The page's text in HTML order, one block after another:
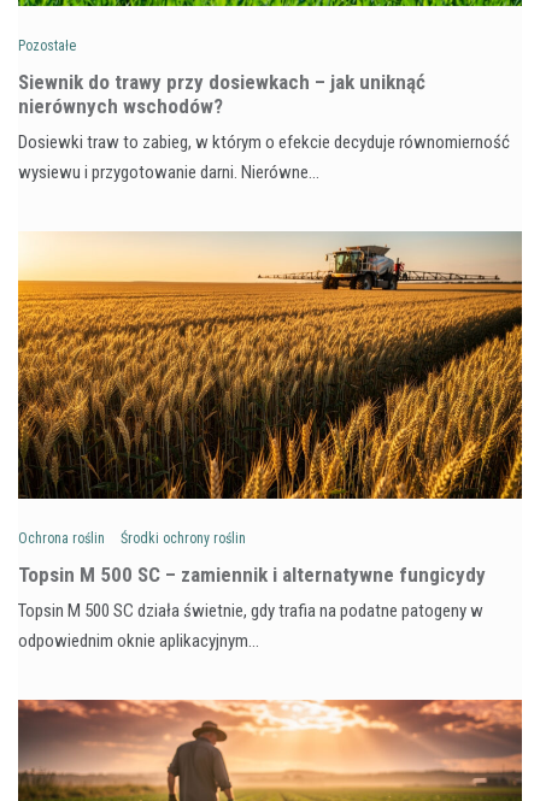
Pozostałe
Siewnik do trawy przy dosiewkach – jak uniknąć
nierównych wschodów?
Dosiewki traw to zabieg, w którym o efekcie decyduje równomierność
wysiewu i przygotowanie darni. Nierówne…
Ochrona roślin Środki ochrony roślin
Topsin M 500 SC – zamiennik i alternatywne fungicydy
Topsin M 500 SC działa świetnie, gdy trafia na podatne patogeny w
odpowiednim oknie aplikacyjnym…